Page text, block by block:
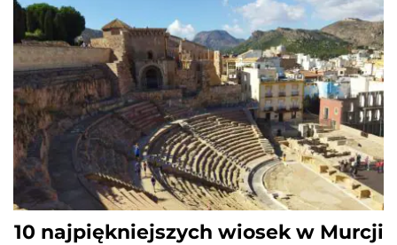
10 najpiękniejszych wiosek w Murcji